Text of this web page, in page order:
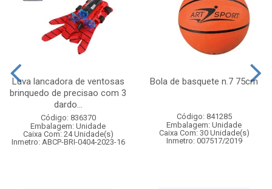
Luva lancadora de ventosas
brinquedo de precisao com 3
dardo...
Código: 836370
Embalagem: Unidade
Caixa Com: 24 Unidade(s)
Inmetro: ABCP-BRI-0404-2023-16
Bola de basquete n.7 75cm
Código: 841285
Embalagem: Unidade
Caixa Com: 30 Unidade(s)
Inmetro: 007517/2019